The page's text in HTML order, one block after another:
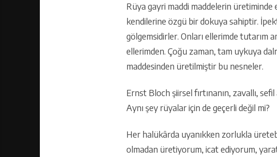
Rüya gayri maddi maddelerin
kendilerine özgü bir dokuya sahiptir.
gölgemsidirler. Onları ellerimde tutarım
ellerimden. Çoğu zaman, tam uykuya
maddesinden üretilmiştir bu nesneler.
Ernst Bloch şiirsel fırtınanın, zavallı,
Aynı şey rüyalar için de geçerli değil mi?
Her halükârda uyanıkken zorlukla
olmadan üretiyorum, icat ediyorum,